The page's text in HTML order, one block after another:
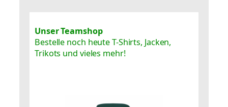
Unser Teamshop
Bestelle noch heute T-Shirts, Jacken,
Trikots und vieles mehr!